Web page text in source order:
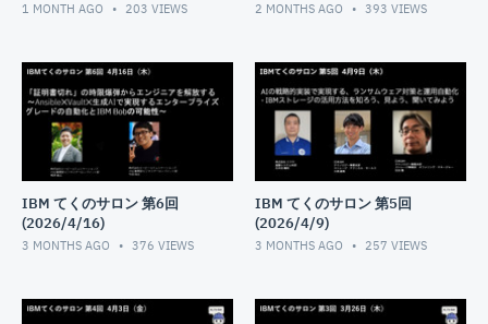
1 MONTH AGO 203 VIEWS 2 MONTHS AGO 393 VIEWS
IBM てくのサロン 第6回
(2026/4/16)
3 MONTHS AGO 376 VIEWS
IBM てくのサロン 第5回
(2026/4/9)
3 MONTHS AGO 257 VIEWS